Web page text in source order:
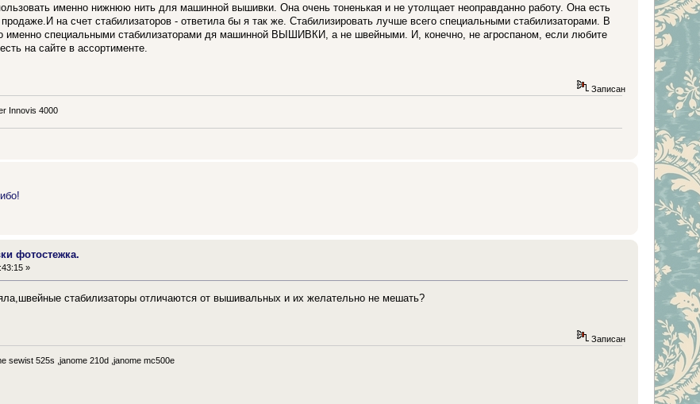
именно нижнюю нить для машинной вышивки. Она очень тоненькая и не утолщает неоправданно работу. Она есть
на счет стабилизаторов - ответила бы я так же. Стабилизировать лучше всего специальными стабилизаторами. В
именно специальными стабилизаторами дя машинной ВЫШИВКИ, а не швейными. И, конечно, не агроспаном, если любите
на сайте в ассортименте.
Записан
Innovis 4000
фотостежка.
»
стабилизаторы отличаются от вышивальных и их желательно не мешать?
Записан
525s ,janome 210d ,janome mc500e